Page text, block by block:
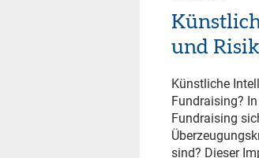
und
Künstliche
Fundraising?
Fundraising
sind? Dieser